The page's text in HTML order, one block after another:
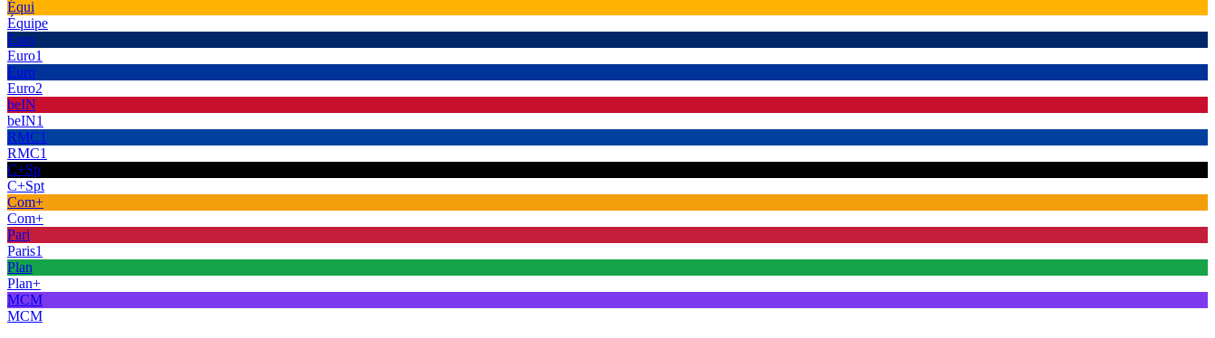
Équi
Équipe
Euro
Euro1
Euro
Euro2
beIN
beIN1
RMC1
RMC1
C+Sp
C+Spt
Com+
Com+
Pari
Paris1
Plan
Plan+
MCM
MCM